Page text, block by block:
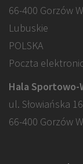
66-400 Gorzów
Lubuskie
POLSKA
Poczta
Hala Sportowo-
ul. Słowiańska 16
66-400 Gorzów